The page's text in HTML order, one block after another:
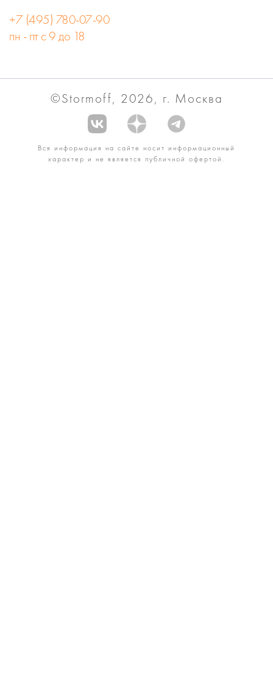
+7 (495) 780-07-90
пн - пт с 9 до 18
©Stormoff, 2026, г. Москва
Вся информация на сайте носит информационный
характер и не является публичной офертой.